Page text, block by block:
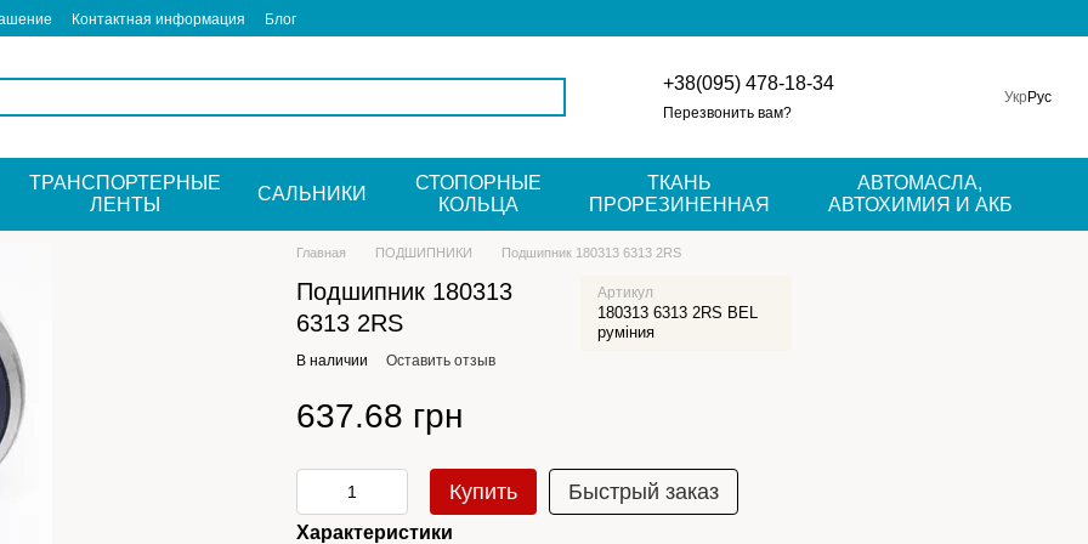
Контактная информация Блог
+38(095) 478-18-34
Перезвонить вам?
Укр Рус
ТРАНСПОРТЕРНЫЕ
ЛЕНТЫ
САЛЬНИКИ
СТОПОРНЫЕ
КОЛЬЦА
ТКАНЬ
ПРОРЕЗИНЕННАЯ
АВТОМАСЛА,
АВТОХИМИЯ И АКБ
Главная ПОДШИПНИКИ Подшипник 180313 6313 2RS
Подшипник 180313
6313 2RS
Артикул
180313 6313 2RS BEL
руміния
В наличии Оставить отзыв
637.68 грн
Купить Быстрый заказ
Характеристики